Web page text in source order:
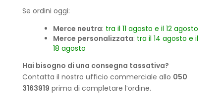
Se ordini oggi:
Merce neutra: tra il 11 agosto e il 12 agosto
Merce personalizzata: tra il 14 agosto e il
18 agosto
Hai bisogno di una consegna tassativa?
Contatta il nostro ufficio commerciale allo 050
3163919 prima di completare l’ordine.